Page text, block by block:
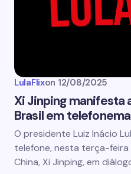
LulaFlixon 12/08/2025
Xi Jinping manifesta
Brasil em
O presidente Luiz Inácio
telefone, nesta terça-feira
China, Xi Jinping, em